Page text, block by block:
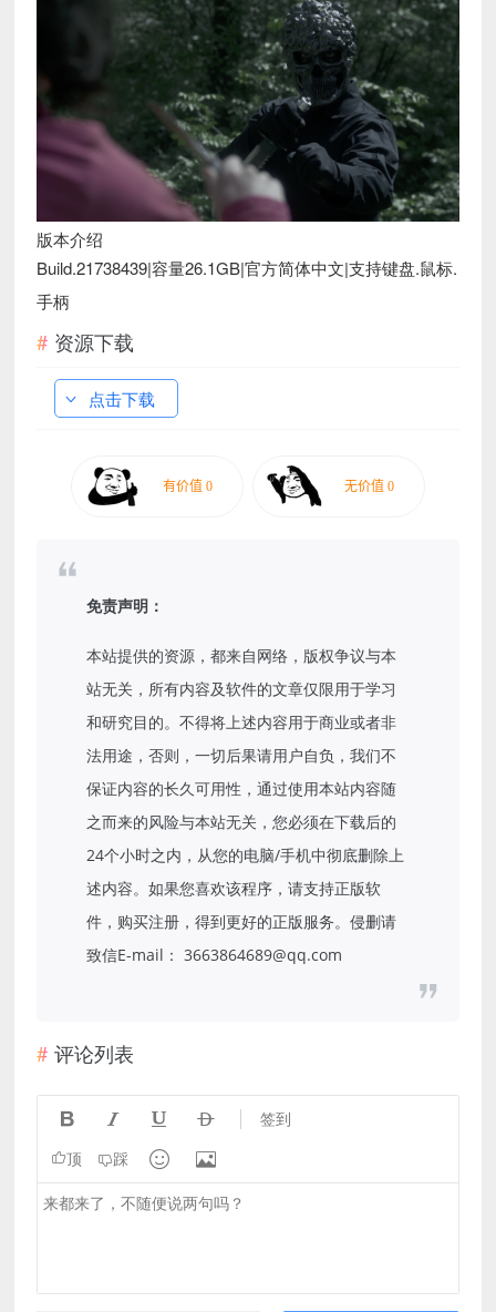
版本介绍
Build.21738439|容量26.1GB|官方简体中文|支持键盘.鼠标.
手柄
资源下载
点击下载
免责声明：
本站提供的资源，都来自网络，版权争议与本
站无关，所有内容及软件的文章仅限用于学习
和研究目的。不得将上述内容用于商业或者非
法用途，否则，一切后果请用户自负，我们不
保证内容的长久可用性，通过使用本站内容随
之而来的风险与本站无关，您必须在下载后的
24个小时之内，从您的电脑/手机中彻底删除上
述内容。如果您喜欢该程序，请支持正版软
件，购买注册，得到更好的正版服务。侵删请
致信E-mail： 3663864689@qq.com
评论列表
    签到
顶 踩  